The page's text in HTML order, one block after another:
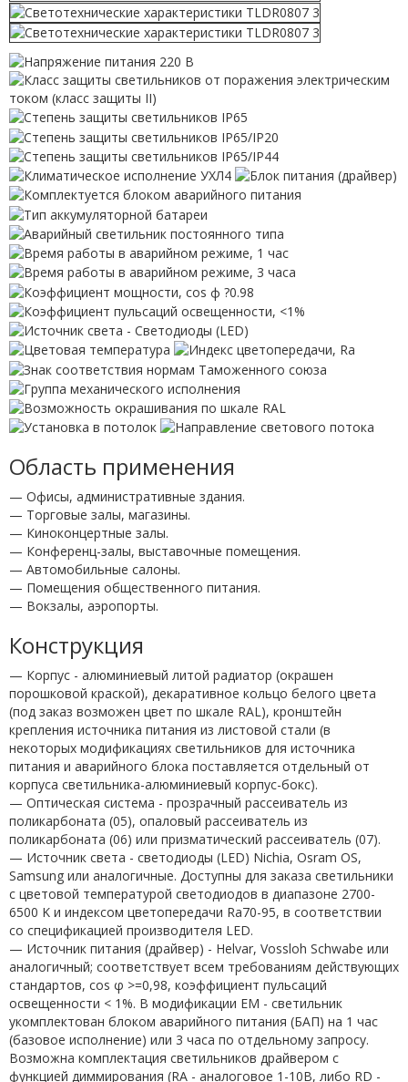
Область применения
— Офисы, административные здания.
— Торговые залы, магазины.
— Киноконцертные залы.
— Конференц-залы, выставочные помещения.
— Автомобильные салоны.
— Помещения общественного питания.
— Вокзалы, аэропорты.
Конструкция
— Корпус - алюминиевый литой радиатор (окрашен
порошковой краской), декаративное кольцо белого цвета
(под заказ возможен цвет по шкале RAL), кронштейн
крепления источника питания из листовой стали (в
некоторых модификациях светильников для источника
питания и аварийного блока поставляется отдельный от
корпуса светильника-алюминиевый корпус-бокс).
— Оптическая система - прозрачный рассеиватель из
поликарбоната (05), опаловый рассеиватель из
поликарбоната (06) или призматический рассеиватель (07).
— Источник света - светодиоды (LED) Nichia, Osram OS,
Samsung или аналогичные. Доступны для заказа светильники
с цветовой температурой светодиодов в диапазоне 2700-
6500 K и индексом цветопередачи Ra70-95, в соответствии
со спецификацией производителя LED.
— Источник питания (драйвер) - Helvar, Vossloh Schwabe или
аналогичный; соответствует всем требованиям действующих
стандартов, cos φ >=0,98, коэффициент пульсаций
освещенности < 1%. В модификации EM - светильник
укомплектован блоком аварийного питания (БАП) на 1 час
(базовое исполнение) или 3 часа по отдельному запросу.
Возможна комплектация светильников драйвером c
функцией диммирования (RA - аналоговое 1-10В, либо RD -